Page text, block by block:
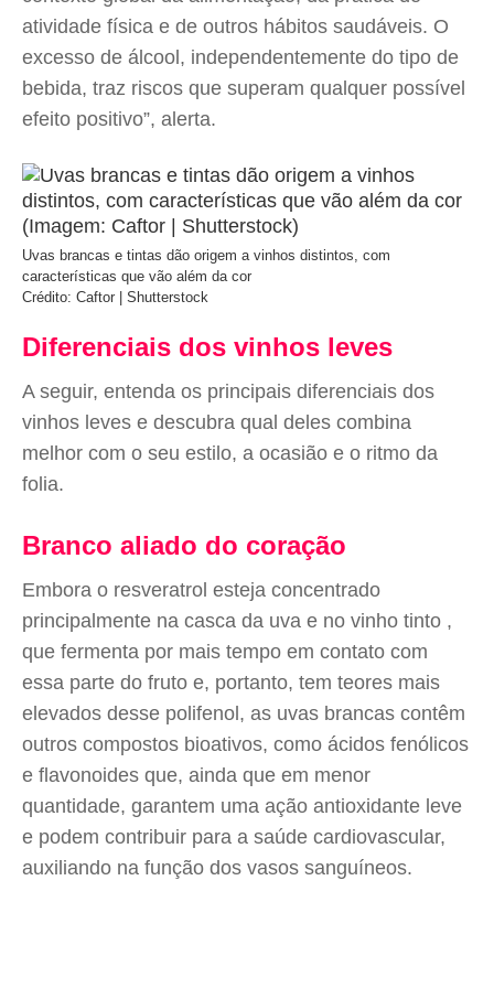
atividade física e de outros hábitos saudáveis. O
excesso de álcool, independentemente do tipo de
bebida, traz riscos que superam qualquer possível
efeito positivo”, alerta.
Uvas brancas e tintas dão origem a vinhos distintos, com
características que vão além da cor
Crédito: Caftor | Shutterstock
Diferenciais dos vinhos leves
A seguir, entenda os principais diferenciais dos
vinhos leves e descubra qual deles combina
melhor com o seu estilo, a ocasião e o ritmo da
folia.
Branco aliado do coração
Embora o resveratrol esteja concentrado
principalmente na casca da uva e no vinho tinto ,
que fermenta por mais tempo em contato com
essa parte do fruto e, portanto, tem teores mais
elevados desse polifenol, as uvas brancas contêm
outros compostos bioativos, como ácidos fenólicos
e flavonoides que, ainda que em menor
quantidade, garantem uma ação antioxidante leve
e podem contribuir para a saúde cardiovascular,
auxiliando na função dos vasos sanguíneos.